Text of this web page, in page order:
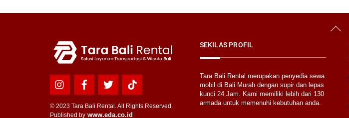
Back
Icon
label
Icon
label
Icon
label
Icon
label
© 2023 Tara Bali Rental. All Rights Reserved.
Published by www.eda.co.id
SEKILAS PROFIL
Tara Bali Rental merupakan penyedia sewa
mobil di Bali Murah dengan supir dan lepas
kunci 24 Jam. Kami memiliki lebih dari 130
armada untuk memenuhi kebutuhan anda.